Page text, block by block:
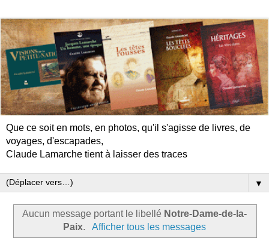
Que ce soit en mots, en photos, qu'il s'agisse de livres, de
voyages, d'escapades,
Claude Lamarche tient à laisser des traces
▼
Aucun message portant le libellé Notre-Dame-de-la-
Paix. Afficher tous les messages